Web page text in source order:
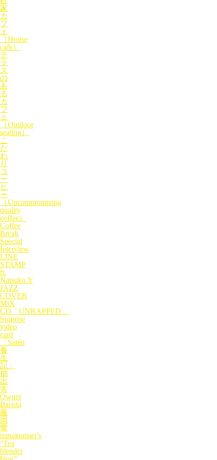
家
カ
フ
ェ
（House
cafe）
テ
ラ
ス
の
あ
る
カ
フ
ェ
（Outdoor
seating）
こ
だ
わ
り
コ
ー
ヒ
ー
（Uncompromising
quality
coffee）
Coffee
Break
Special
Interview
LINE
STAMP
ft.
Natsuko.Y
JAZZ
COVER
MIX
CD「UNRAPPED」
Surprise
video
card
「Satén
養
生
記」
抽
出
舎
Owner
Barista
藤
岡
響
minakumari’s
“Tea
blender